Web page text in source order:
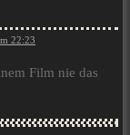
22:23
Film nie das